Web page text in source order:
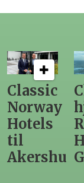
Classic
Norway
Hotels
til
Akershus